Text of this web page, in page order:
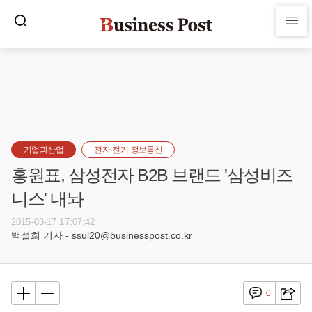
기업과산업 전자·전기·정보통신
홍원표, 삼성전자 B2B 브랜드 '삼성비즈
니스' 내놔
2015-03-17 17:07:42
백설희 기자 - ssul20@businesspost.co.kr
0